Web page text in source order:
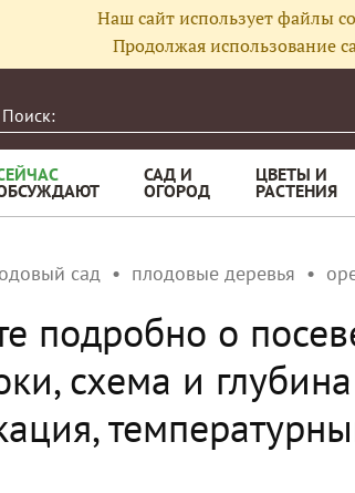
Наш сайт использует файлы
Продолжая использование
САД И
ОГОРОД
ЦВЕТЫ И
РАСТЕНИЯ
сад плодовые деревья
подробно о
схема и